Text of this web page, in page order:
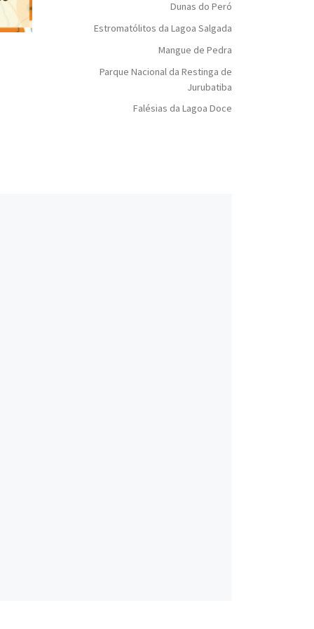
Dunas do Peró
Estromatólitos da Lagoa Salgada
Mangue de Pedra
Parque Nacional da Restinga de
Jurubatiba
Falésias da Lagoa Doce